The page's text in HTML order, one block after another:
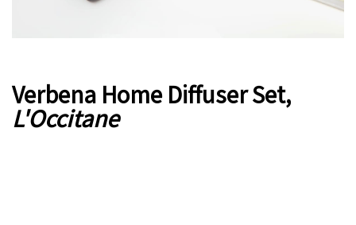
Verbena Home Diffuser Set,
L'Occitane